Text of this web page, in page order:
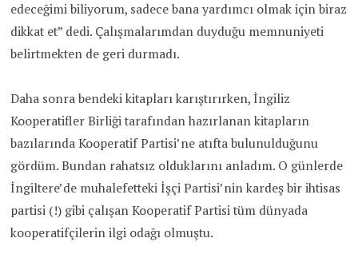
edeceğimi biliyorum, sadece bana yardımcı olmak için biraz
dikkat et” dedi. Çalışmalarımdan duyduğu memnuniyeti
belirtmekten de geri durmadı.
Daha sonra bendeki kitapları karıştırırken, İngiliz
Kooperatifler Birliği tarafından hazırlanan kitapların
bazılarında Kooperatif Partisi’ne atıfta bulunulduğunu
gördüm. Bundan rahatsız olduklarını anladım. O günlerde
İngiltere’de muhalefetteki İşçi Partisi’nin kardeş bir ihtisas
partisi (!) gibi çalışan Kooperatif Partisi tüm dünyada
kooperatifçilerin ilgi odağı olmuştu.